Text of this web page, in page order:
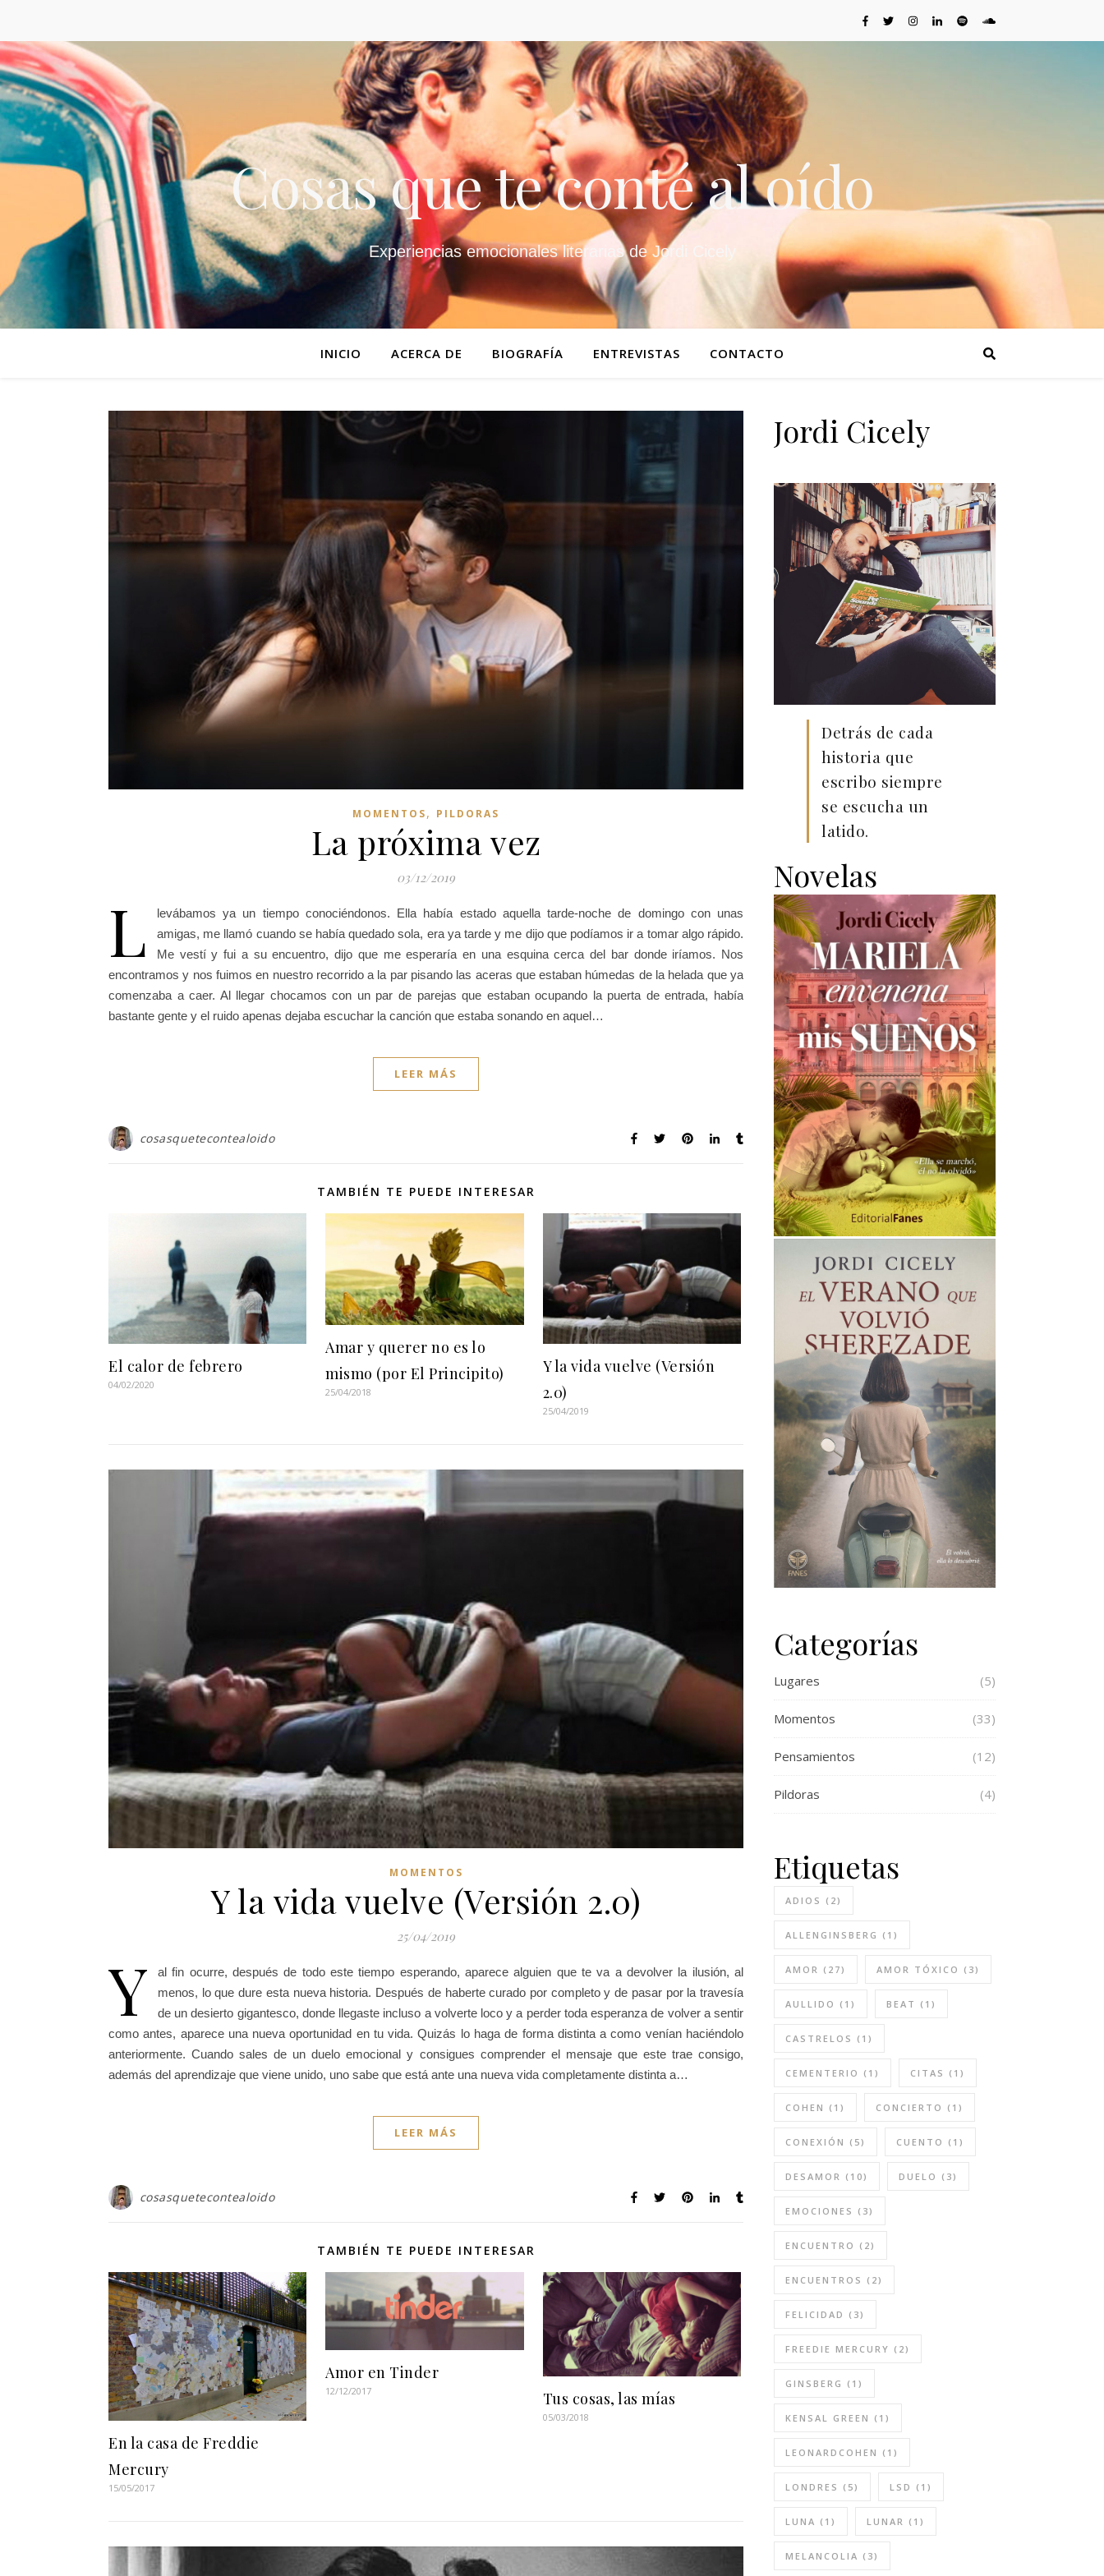
Cosas que te conté al oído
Experiencias emocionales literarias de Jordi Cicely
INICIO ACERCA DE BIOGRAFÍA ENTREVISTAS CONTACTO
MOMENTOS, PILDORAS
La próxima vez
03/12/2019
L
levábamos ya un tiempo conociéndonos. Ella había estado aquella tarde-noche de domingo con unas
amigas, me llamó cuando se había quedado sola, era ya tarde y me dijo que podíamos ir a tomar algo rápido.
Me vestí y fui a su encuentro, dijo que me esperaría en una esquina cerca del bar donde iríamos. Nos
encontramos y nos fuimos en nuestro recorrido a la par pisando las aceras que estaban húmedas de la helada que ya
comenzaba a caer. Al llegar chocamos con un par de parejas que estaban ocupando la puerta de entrada, había
bastante gente y el ruido apenas dejaba escuchar la canción que estaba sonando en aquel…
LEER MÁS
cosasquetecontealoido
TAMBIÉN TE PUEDE INTERESAR
El calor de febrero
04/02/2020
Amar y querer no es lo
mismo (por El Principito)
25/04/2018
Y la vida vuelve (Versión
2.0)
25/04/2019
MOMENTOS
Y la vida vuelve (Versión 2.0)
25/04/2019
Y
al fin ocurre, después de todo este tiempo esperando, aparece alguien que te va a devolver la ilusión, al
menos, lo que dure esta nueva historia. Después de haberte curado por completo y de pasar por la travesía
de un desierto gigantesco, donde llegaste incluso a volverte loco y a perder toda esperanza de volver a sentir
como antes, aparece una nueva oportunidad en tu vida. Quizás lo haga de forma distinta a como venían haciéndolo
anteriormente. Cuando sales de un duelo emocional y consigues comprender el mensaje que este trae consigo,
además del aprendizaje que viene unido, uno sabe que está ante una nueva vida completamente distinta a…
LEER MÁS
cosasquetecontealoido
TAMBIÉN TE PUEDE INTERESAR
En la casa de Freddie
Mercury
15/05/2017
Amor en Tinder
12/12/2017 Tus cosas, las mías
05/03/2018
Jordi Cicely
Detrás de cada
historia que
escribo siempre
se escucha un
latido.
Novelas
Categorías
Lugares (5)
Momentos (33)
Pensamientos (12)
Pildoras (4)
Etiquetas
ADIOS (2)
ALLENGINSBERG (1)
AMOR (27) AMOR TÓXICO (3)
AULLIDO (1) BEAT (1)
CASTRELOS (1)
CEMENTERIO (1) CITAS (1)
COHEN (1) CONCIERTO (1)
CONEXIÓN (5) CUENTO (1)
DESAMOR (10) DUELO (3)
EMOCIONES (3)
ENCUENTRO (2)
ENCUENTROS (2)
FELICIDAD (3)
FREEDIE MERCURY (2)
GINSBERG (1)
KENSAL GREEN (1)
LEONARDCOHEN (1)
LONDRES (5) LSD (1)
LUNA (1) LUNAR (1)
MELANCOLIA (3)